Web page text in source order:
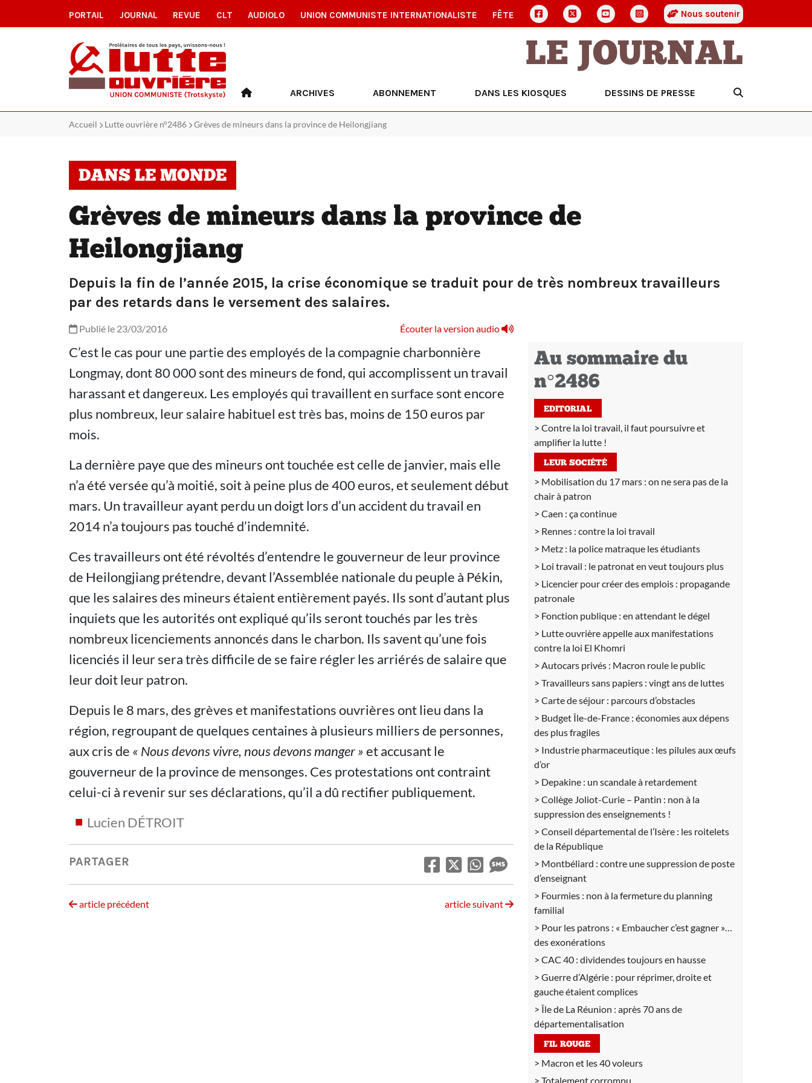
PORTAIL JOURNAL REVUE CLT AUDIOLO UNION COMMUNISTE INTERNATIONALISTE FÊTE Nous soutenir
LE JOURNAL
ARCHIVES ABONNEMENT DANS LES KIOSQUES DESSINS DE PRESSE
Accueil Lutte ouvrière n°2486 Grèves de mineurs dans la province de Heilongjiang
DANS LE MONDE
Grèves de mineurs dans la province de
Heilongjiang
Depuis la fin de l’année 2015, la crise économique se traduit pour de très nombreux travailleurs
par des retards dans le versement des salaires.
Publié le 23/03/2016 Écouter la version audio
C’est le cas pour une partie des employés de la compagnie charbonnière
Longmay, dont 80 000 sont des mineurs de fond, qui accomplissent un travail
harassant et dangereux. Les employés qui travaillent en surface sont encore
plus nombreux, leur salaire habituel est très bas, moins de 150 euros par
mois.
La dernière paye que des mineurs ont touchée est celle de janvier, mais elle
n’a été versée qu’à moitié, soit à peine plus de 400 euros, et seulement début
mars. Un travailleur ayant perdu un doigt lors d’un accident du travail en
2014 n’a toujours pas touché d’indemnité.
Ces travailleurs ont été révoltés d’entendre le gouverneur de leur province
de Heilongjiang prétendre, devant l’Assemblée nationale du peuple à Pékin,
que les salaires des mineurs étaient entièrement payés. Ils sont d’autant plus
inquiets que les autorités ont expliqué qu’ils seront touchés par les très
nombreux licenciements annoncés dans le charbon. Ils savent qu’une fois
licenciés il leur sera très difficile de se faire régler les arriérés de salaire que
leur doit leur patron.
Depuis le 8 mars, des grèves et manifestations ouvrières ont lieu dans la
région, regroupant de quelques centaines à plusieurs milliers de personnes,
aux cris de « Nous devons vivre, nous devons manger »et accusant le
gouverneur de la province de mensonges. Ces protestations ont contraint
celui-ci à revenir sur ses déclarations, qu’il a dû rectifier publiquement.
Lucien DÉTROIT
PARTAGER
article précédent article suivant
Au sommaire du
n°2486
EDITORIAL
Contre la loi travail, il faut poursuivre et
amplifier la lutte !
LEUR SOCIÉTÉ
Mobilisation du 17 mars : on ne sera pas de la
chair à patron
Caen : ça continue
Rennes : contre la loi travail
Metz : la police matraque les étudiants
Loi travail : le patronat en veut toujours plus
Licencier pour créer des emplois : propagande
patronale
Fonction publique : en attendant le dégel
Lutte ouvrière appelle aux manifestations
contre la loi El Khomri
Autocars privés : Macron roule le public
Travailleurs sans papiers : vingt ans de luttes
Carte de séjour : parcours d’obstacles
Budget Île-de-France : économies aux dépens
des plus fragiles
Industrie pharmaceutique : les pilules aux œufs
d’or
Depakine : un scandale à retardement
Collège Joliot-Curie – Pantin : non à la
suppression des enseignements !
Conseil départemental de l’Isère : les roitelets
de la République
Montbéliard : contre une suppression de poste
d’enseignant
Fourmies : non à la fermeture du planning
familial
Pour les patrons : « Embaucher c’est gagner »…
des exonérations
CAC 40 : dividendes toujours en hausse
Guerre d’Algérie : pour réprimer, droite et
gauche étaient complices
Île de La Réunion : après 70 ans de
départementalisation
FIL ROUGE
Macron et les 40 voleurs
Totalement corrompu